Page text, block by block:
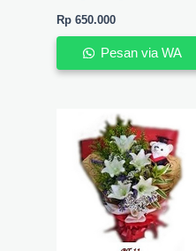
Rp650.000
Pesan via WA